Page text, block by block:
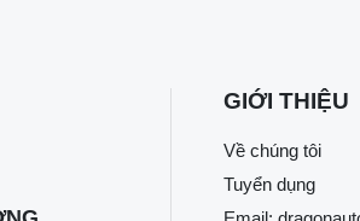
GIỚI THIỆU
Về chúng tôi
Tuyển dụng